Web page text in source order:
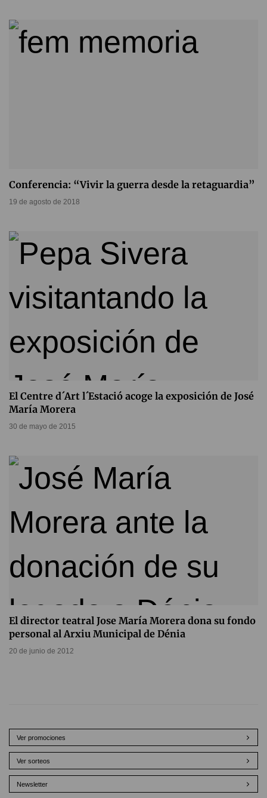
Conferencia: “Vivir la guerra desde la retaguardia”
19 de agosto de 2018
El Centre d´Art l´Estació acoge la exposición de José
María Morera
30 de mayo de 2015
El director teatral Jose María Morera dona su fondo
personal al Arxiu Municipal de Dénia
20 de junio de 2012
Ver promociones
Ver sorteos
Newsletter